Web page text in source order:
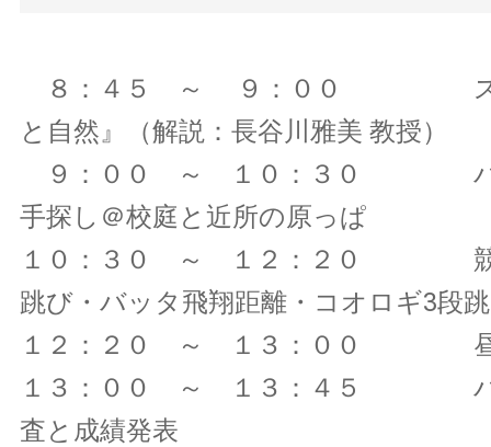
８：４５ ～ ９：００ スラ
と自然』（解説：長谷川雅美 教授）
９：００ ～ １０：３０ バ
手探し＠校庭と近所の原っぱ
１０：３０ ～ １２：２０ 競
跳び・バッタ飛翔距離・コオロギ
１２：２０ ～ １３：０
１３：００ ～ １３：４５ バ
査と成績発表